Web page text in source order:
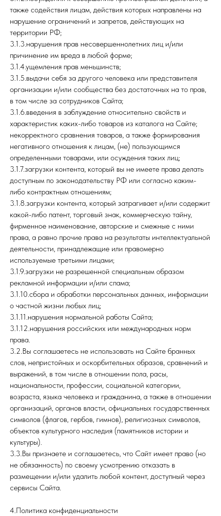
также содействия лицам, действия которых направлены на
нарушение ограничений и запретов, действующих на
территории РФ;
3.1.3.нарушения прав несовершеннолетних лиц и/или
причинение им вреда в любой форме;
3.1.4.ущемления прав меньшинств;
3.1.5.выдачи себя за другого человека или представителя
организации и/или сообщества без достаточных на то прав,
в том числе за сотрудников Сайта;
3.1.6.введения в заблуждение относительно свойств и
характеристик каких-либо товаров из каталога на Сайте;
некорректного сравнения товаров, а также формирования
негативного отношения к лицам, (не) пользующимся
определенными товарами, или осуждения таких лиц;
3.1.7.загрузки контента, который вы не имеете права делать
доступным по законодательству РФ или согласно каким-
либо контрактным отношениям;
3.1.8.загрузки контента, который затрагивает и/или содержит
какой-либо патент, торговый знак, коммерческую тайну,
фирменное наименование, авторские и смежные с ними
права, а равно прочие права на результаты интеллектуальной
деятельности, принадлежащие или правомерно
используемые третьими лицами;
3.1.9.загрузки не разрешенной специальным образом
рекламной информации и/или спама;
3.1.10.сбора и обработки персональных данных, информации
о частной жизни любых лиц;
3.1.11.нарушения нормальной работы Сайта;
3.1.12.нарушения российских или международных норм
права.
3.2.Вы соглашаетесь не использовать на Сайте бранных
слов, непристойных и оскорбительных образов, сравнений и
выражений, в том числе в отношении пола, расы,
национальности, профессии, социальной категории,
возраста, языка человека и гражданина, а также в отношении
организаций, органов власти, официальных государственных
символов (флагов, гербов, гимнов), религиозных символов,
объектов культурного наследия (памятников истории и
культуры).
3.3.Вы признаете и соглашаетесь, что Сайт имеет право (но
не обязанность) по своему усмотрению отказать в
размещении и/или удалить любой контент, доступный через
сервисы Сайта.
4.Политика конфиденциальности